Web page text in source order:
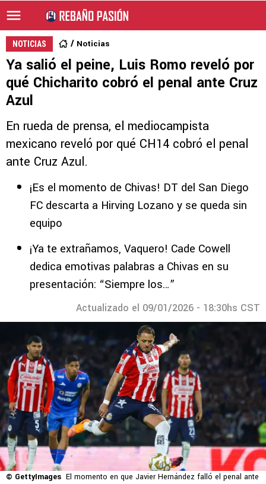
NOTICIAS Noticias
Ya salió el peine, Luis Romo reveló por
qué Chicharito cobró el penal ante Cruz
Azul
En rueda de prensa, el mediocampista
mexicano reveló por qué CH14 cobró el penal
ante Cruz Azul.
¡Es el momento de Chivas! DT del San Diego
FC descarta a Hirving Lozano y se queda sin
equipo
¡Ya te extrañamos, Vaquero! Cade Cowell
dedica emotivas palabras a Chivas en su
presentación: “Siempre los…”
Actualizado el 09/01/2026 - 18:30hs CST
© GettyImages El momento en que Javier Hernández falló el penal ante